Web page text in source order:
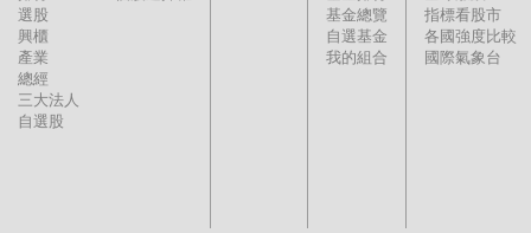
選股
興櫃
產業
總經
三大法人
自選股
基金總覽
自選基金
我的組合
指標看股市
各國強度比較
國際氣象台